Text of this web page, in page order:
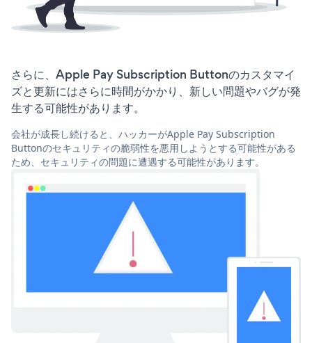
さらに、Apple Pay Subscription Buttonのカスタマイ
ズと更新にはさらに時間がかかり、新しい問題やバグが発
生する可能性があります。
会社が成長し続けると、ハッカーがApple Pay Subscription
Buttonのセキュリティの脆弱性を悪用しようとする可能性がある
ため、セキュリティの問題に遭遇する可能性があります。